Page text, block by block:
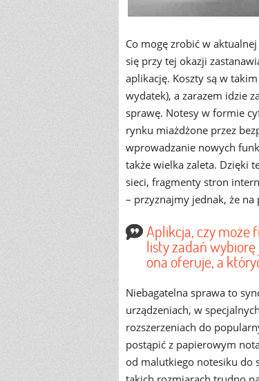
Co mogę zrobić w
się przy tej okazji
aplikację. Koszty są w
wydatek), a zarazem idzie
sprawę. Notesy w formie
rynku miażdżone przez
wprowadzanie nowych
także wielka zaleta. Dzięki
sieci, fragmenty stron
– przyznajmy jednak, że
Aplikcja, czy może
listy zadań
ona oferuje, a
Niebagatelna sprawa to
urządzeniach, w
rozszerzeniach do
postąpić z papierowym
od malutkiego notesiku do